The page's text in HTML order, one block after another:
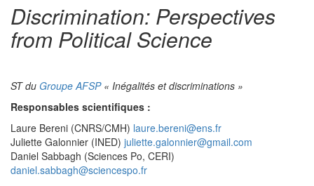
Discrimination: Perspectives
from Political Science
ST du Groupe AFSP« Inégalités et discriminations »
Responsables scientifiques :
Laure Bereni (CNRS/CMH) laure.bereni@ens.fr
Juliette Galonnier (INED) juliette.galonnier@gmail.com
Daniel Sabbagh (Sciences Po, CERI)
daniel.sabbagh@sciencespo.fr